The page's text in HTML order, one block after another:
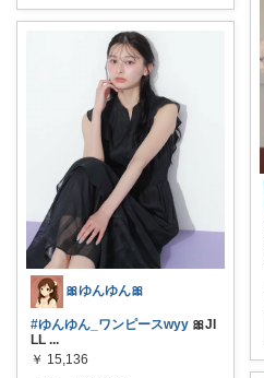
🎀ゆんゆん🎀
#ゆんゆん_ワンピースwyy 🎀JI
LL ...
￥ 15,136